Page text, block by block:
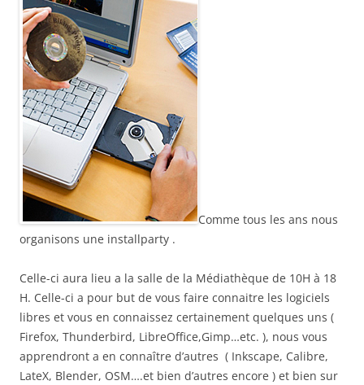
Comme tous les ans nous
organisons une installparty .
Celle-ci aura lieu a la salle de la Médiathèque de 10H à 18
H. Celle-ci a pour but de vous faire connaitre les logiciels
libres et vous en connaissez certainement quelques uns (
Firefox, Thunderbird, LibreOffice,Gimp…etc. ), nous vous
apprendront a en connaître d’autres ( Inkscape, Calibre,
LateX, Blender, OSM….et bien d’autres encore ) et bien sur